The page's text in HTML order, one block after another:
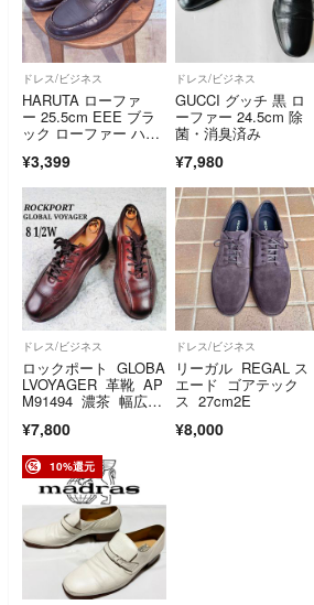
ドレス/ビジネス
HARUTA ローファ
ー 25.5cm EEE ブラ
ック ローファー ハル
¥3,399
ドレス/ビジネス
GUCCI グッチ 黒 ロ
ーファー 24.5cm 除
菌・消臭済み
¥7,980
ドレス/ビジネス
ロックポート GLOBA
LVOYAGER 革靴 AP
M91494 濃茶 幅広 2
ト 軽量 シューズ ス
ニーカー
¥7,800
ドレス/ビジネス
リーガル REGAL ス
エード ゴアテック
ス 27cm2E
¥8,000
10%還元